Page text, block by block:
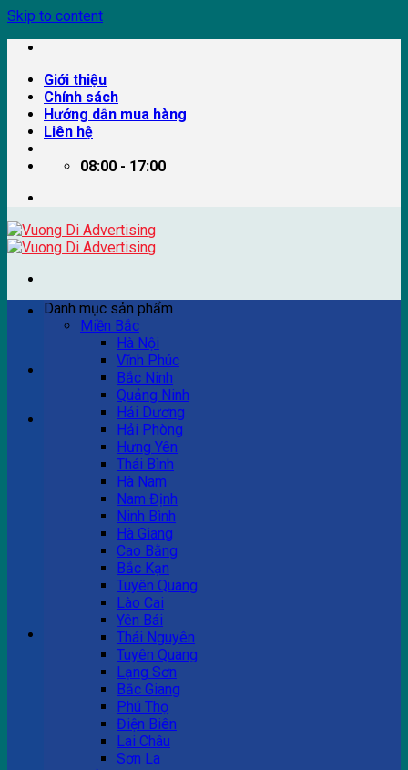
Skip to content
Giới thiệu
Chính sách
Hướng dẫn mua hàng
Liên hệ
08:00 - 17:00
Ví dụ: Billboard quảng cáo, pano quảng cáo, quảng cáo
trên xe bus...
Tư vấn bán hàng
0983 863 488
Hotline hỗ trợ
0983 863 488
Giỏ hàng
Chưa có sản phẩm trong giỏ hàng.
Danh mục sản phẩm
Miền Bắc
Hà Nội
Vĩnh Phúc
Bắc Ninh
Quảng Ninh
Hải Dương
Hải Phòng
Hưng Yên
Thái Bình
Hà Nam
Nam Định
Ninh Bình
Hà Giang
Cao Bằng
Bắc Kạn
Tuyên Quang
Lào Cai
Yên Bái
Thái Nguyên
Tuyên Quang
Lạng Sơn
Bắc Giang
Phú Thọ
Điện Biên
Lai Châu
Sơn La